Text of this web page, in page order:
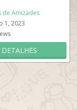
de Amizades
1, 2023
DETALHES